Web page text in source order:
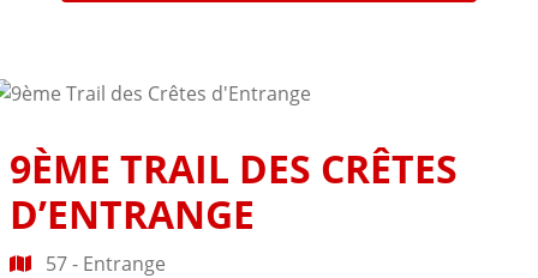
9ÈME TRAIL DES CRÊTES
D’ENTRANGE
57 - Entrange